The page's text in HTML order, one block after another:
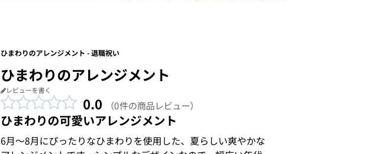
ひまわりのアレンジメント - 退職祝い
ひまわりのアレンジメント
レビューを書く
0.0 （0件の商品レビュー）
ひまわりの可愛いアレンジメント
6月〜8月にぴったりなひまわりを使用した、夏らしい爽やかな